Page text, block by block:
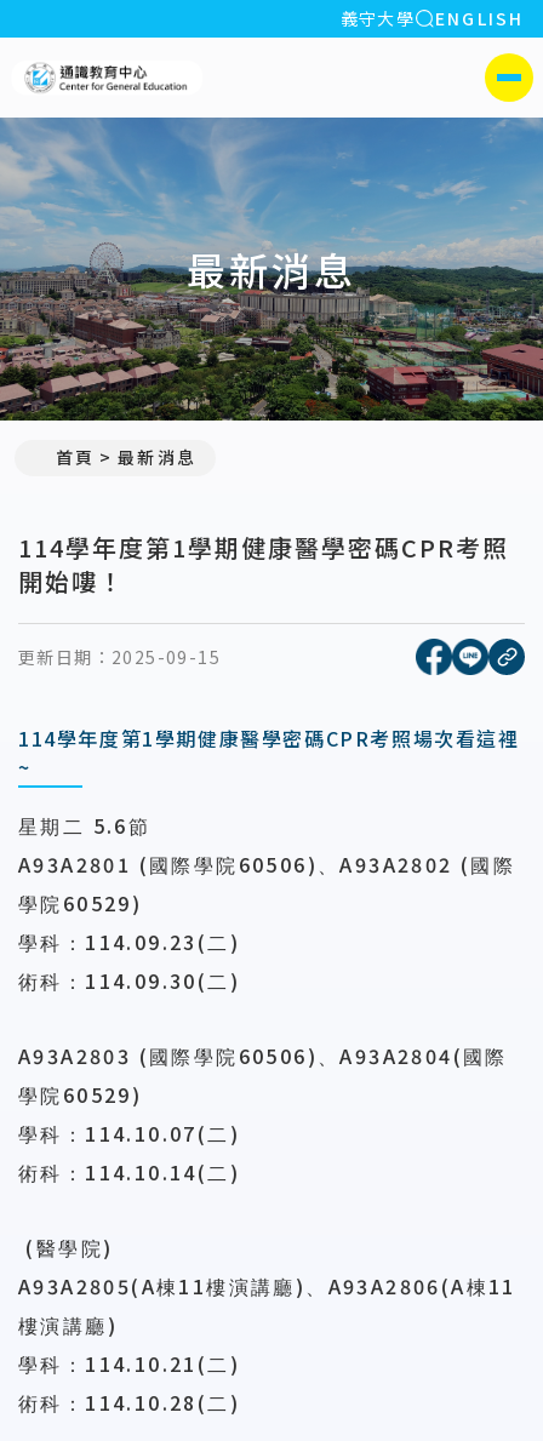
:::
義守大學 全站搜索
ENGLISH
側選單
最新消息
首頁 最新消息
114學年度第1學期健康醫學密碼CPR考照
開始嘍！
更新日期： 2025-09-15 [另開新
[另開
複
114學年度第1學期健康醫學密碼CPR考照場次看這裡
~
星期二 5.6節
A93A2801 ( 國際學院 60506) 、A93A2802 ( 國際
學院 60529)
學科： 114.09.23(二 )
術科： 114.09.30(二 )
A93A2803 ( 國際學院 60506) 、A93A2804( 國際
學院 60529)
學科： 114.10.07(二 )
術科： 114.10.14(二 )
( 醫學院 )
A93A2805(A棟 11樓演講廳 ) A93A2806(A棟 11
樓演講廳 )
學科： 114.10.21(二 )
術科： 114.10.28(二 )